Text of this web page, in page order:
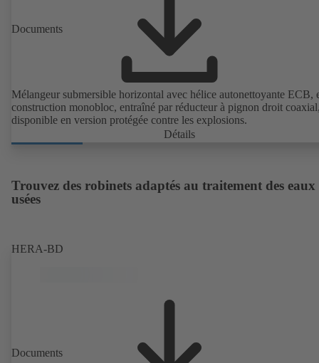
Documents
Mélangeur submersible horizontal avec hélice autonettoyante ECB,
construction monobloc, entraîné par réducteur à pignon droit
disponible en version protégée contre les explosions.
Détails
Trouvez des robinets adaptés au traitement des eaux
usées
HERA-BD
Documents